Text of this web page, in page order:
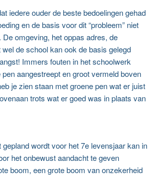
iedere ouder de beste bedoelingen gehad
en de basis voor dit “probleem” niet
De omgeving, het oppas adres, de
de school kan ook de basis gelegd
Immers fouten in het schoolwerk
aangestreept en groot vermeld boven
je zien staan met groene pen wat er juist
trots wat er goed was in plaats van
wordt voor het 7e levensjaar kan in
het onbewust aandacht te geven
boom, een grote boom van onzekerheid